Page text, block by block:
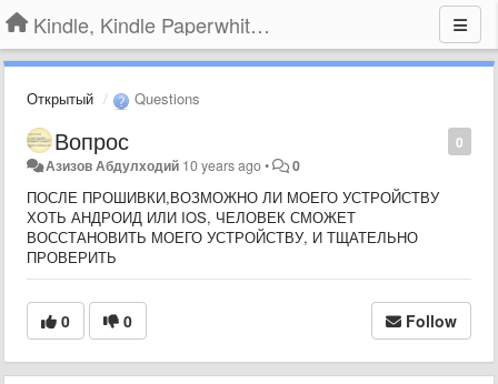
Kindle, Kindle Paperwhite, Kindle Voyage
Открытый Questions
0
Вопрос
Азизов Абдулходий 10 years ago• 0
ПОСЛЕ ПРОШИВКИ,ВОЗМОЖНО ЛИ МОЕГО УСТРОЙСТВУ
ХОТЬ АНДРОИД ИЛИ IOS, ЧЕЛОВЕК СМОЖЕТ
ВОССТАНОВИТЬ МОЕГО УСТРОЙСТВУ, И ТЩАТЕЛЬНО
ПРОВЕРИТЬ
0 0 Follow